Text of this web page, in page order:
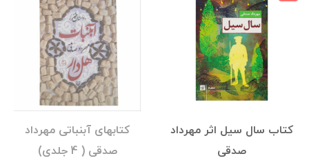
کتاب سال سیل اثر مهرداد
صدقی
کتابهای آبنباتی مهرداد
صدقی ( 4 جلدی)